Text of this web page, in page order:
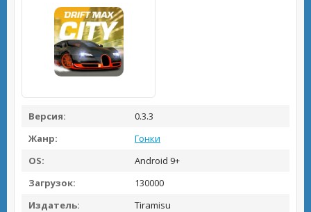
Версия:
0.3.3
Жанр:
Гонки
OS:
Android 9+
Загрузок:
130000
Издатель:
Tiramisu